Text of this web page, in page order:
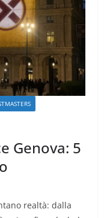
Genova: 5
realtà: dalla